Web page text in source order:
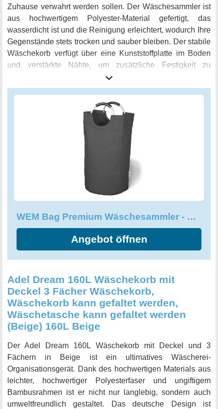
Zuhause verwahrt werden sollen. Der Wäschesammler ist
aus hochwertigem Polyester-Material gefertigt, das
wasserdicht ist und die Reinigung erleichtert, wodurch Ihre
Gegenstände stets trocken und sauber bleiben. Der stabile
Wäschekorb verfügt über eine Kunststoffplatte im Boden
und verstärkte Nähte, um zusätzliche Festigkeit zu
gewährleisten. Zwei komfortable Griffe aus Schaumstoff
sorgen dafür, dass der Transport der Wäsche zum
Schlafzimmer, Bad oder Waschraum ohne Schwierigkeiten
geht. Mit der großen Öffnung können Sie jederzeit schnell
auf den Inhalt des Wäschesammlers zugreifen. Die
Faltbarkeit der Haushaltstasche ermöglicht eine optimale
Verstauung im Haushalt. Diese anthrazitfarbene
Wäschetasche ist ein echter Hingucker und eignet sich
perfekt für die ganze Familie!
WEM Bag Premium Wäschesammler - Hochwertiger Faltbarer Wäschekorb
Angebot öffnen
Adel Dream 160L Wäschekorb mit
Deckel 3 Fächer Wäschekorb,
Wäschekorb kann gefaltet werden,
Wäschetasche kann gefaltet werden
(Beige) 160L Beige
Der Adel Dream 160L Wäschekorb mit Deckel und 3
Fächern in Beige ist ein ultimatives Wäscherei-
Organisationsgerät. Dank des hochwertigen Materials aus
leichter, hochwertiger Polyesterfaser und ungiftigem
Bambusrahmen ist er nicht nur langlebig, sondern auch
umweltfreundlich gestaltet. Das deutsche Design ist